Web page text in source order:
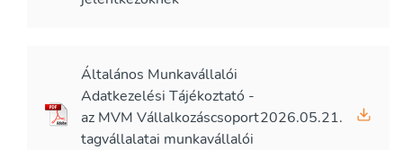
Általános Munkavállalói
Adatkezelési Tájékoztató -
az MVM Vállalkozáscsoport
tagvállalatai munkavállalói
2026.05.21.